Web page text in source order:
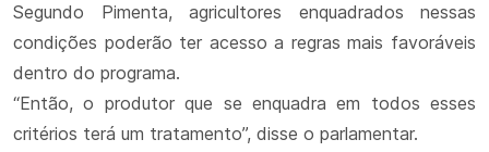
Segundo Pimenta, agricultores enquadrados nessas
condições poderão ter acesso a regras mais favoráveis
dentro do programa.
“Então, o produtor que se enquadra em todos esses
critérios terá um tratamento”, disse o parlamentar.